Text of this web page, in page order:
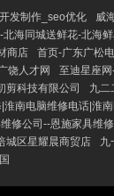
发制作_seo优化
威
海同城送鲜花-北海
商店
首页-广东广松
饶人才网
至迪星座
剪科技有限公司 九二
淮南电脑维修电话|淮
修公司--恩施家具维
城区星耀晨商贸店 九